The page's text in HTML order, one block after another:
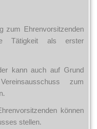
zum Ehrenvorsitzenden
Tätigkeit als erster
kann auch auf Grund
zum
können
stellen.